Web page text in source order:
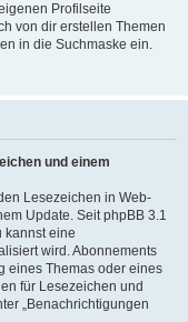
Profilseite
von dir erstellen Themen
in die Suchmaske ein.
und einem
Lesezeichen in Web-
Update. Seit phpBB 3.1
kannst eine
wird. Abonnements
eines Themas oder eines
für Lesezeichen und
„Benachrichtigungen